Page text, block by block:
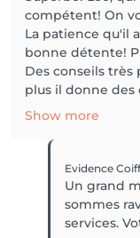
compétent! On
La patience qu'il
bonne détente!
Des conseils très
plus il donne des
Show more
Evidence
Un grand
sommes
services.